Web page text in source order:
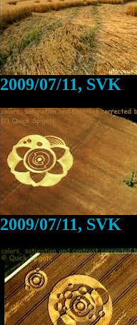
2009/07/11, SVK
2009/07/11, SVK